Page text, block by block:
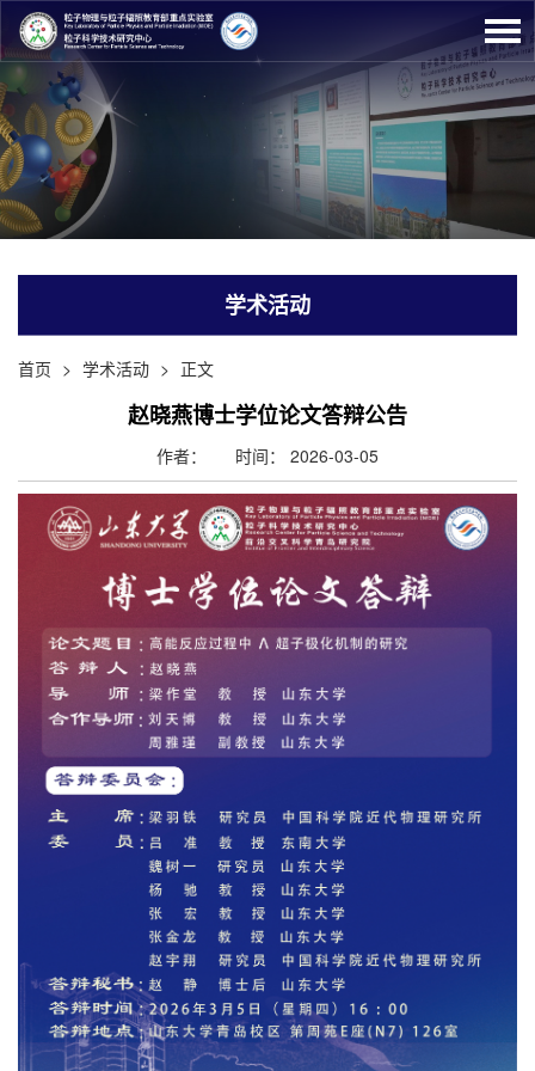
学术活动
首页 > 学术活动 > 正文
赵晓燕博士学位论文答辩公告
作者： 时间： 2026-03-05